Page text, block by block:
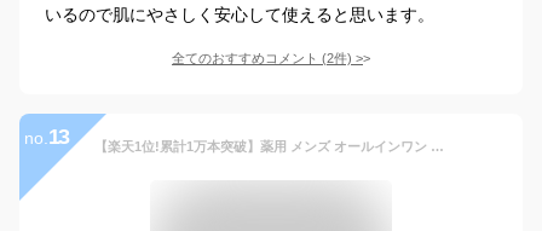
いるので肌にやさしく安心して使えると思います。
全てのおすすめコメント (2件) >
no. 13 【楽天1位!累計1万本突破】薬用 メンズ オールインワン ジェル シミ 肝斑 対策 ( 顔用 無添加 美白 オールインワンジェル ) 化粧水 がわりに使える 美白 保湿クリーム 美肌を先取り ! つむぎコスメ